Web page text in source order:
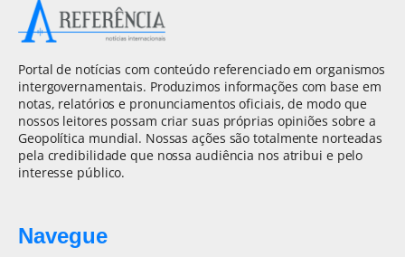
Portal de notícias com conteúdo referenciado em organismos
intergovernamentais. Produzimos informações com base em
notas, relatórios e pronunciamentos oficiais, de modo que
nossos leitores possam criar suas próprias opiniões sobre a
Geopolítica mundial. Nossas ações são totalmente norteadas
pela credibilidade que nossa audiência nos atribui e pelo
interesse público.
Navegue